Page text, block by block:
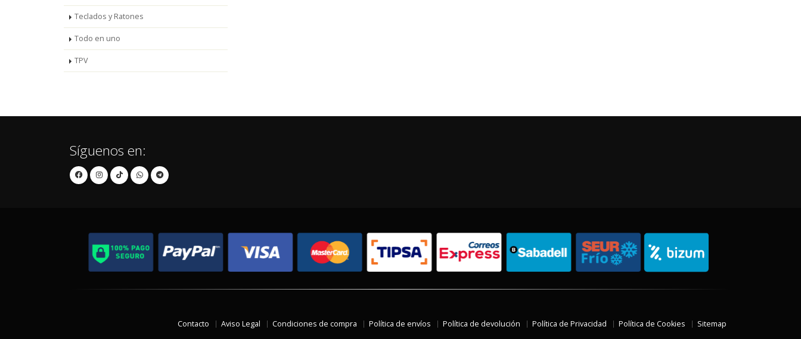
Teclados y Ratones
Todo en uno
TPV
Síguenos en:
Contacto Aviso Legal Condiciones de compra Política de envíos Política de devolución Política de Privacidad Política de Cookies Sitemap